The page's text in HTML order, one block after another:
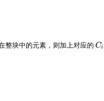
整块中的元素，则加上对应的C_i
Ci